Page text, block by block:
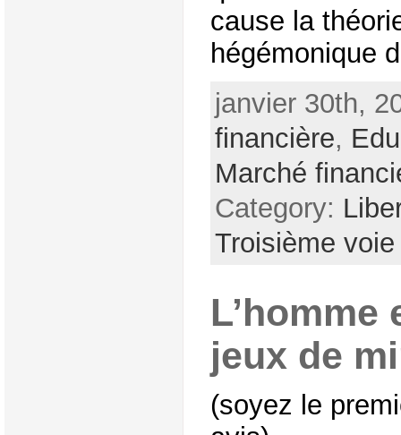
cause la
hégémonique
janvier 30th,
financière,
Marché
Category:
Troisième voie
L’homme
jeux de
(soyez le